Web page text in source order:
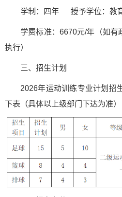
学制：四年 授予学位：教
学费标准：6670元/年（如有
执行）
三、招生计划
2026年运动训练专业计划招
下表（具体以上级部门下达为准）